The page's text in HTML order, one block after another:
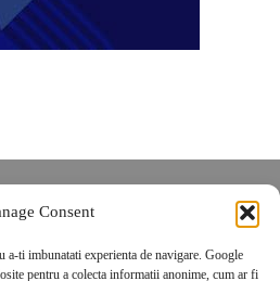
Consent
a-ti imbunatati experienta de navigare. Google
pentru a colecta informatii anonime, cum ar fi